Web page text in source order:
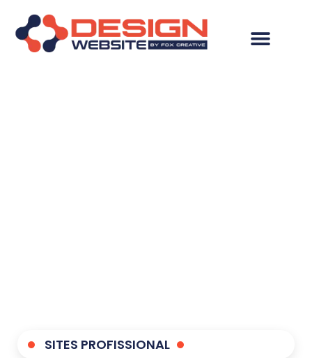
SITES PROFISSIONAL